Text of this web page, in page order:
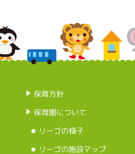
保育方針
保育園について
リーゴの様子
リーゴの施設マップ